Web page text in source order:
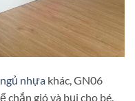
nhựakhác, GN06
chắn gió và bụi cho bé.